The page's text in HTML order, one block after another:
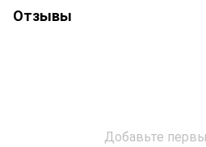
Отзывы
Добавьте